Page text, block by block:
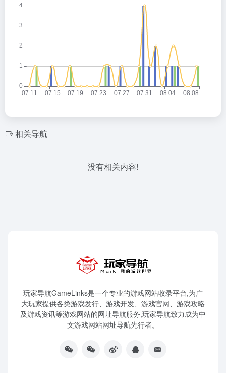
相关导航
没有相关内容!
玩家导航GameLinks是一个专业的游戏网站收录平台,为广
大玩家提供各类游戏发行、游戏开发、游戏官网、游戏攻略
及游戏资讯等游戏网站的网址导航服务,玩家导航致力成为中
文游戏网站网址导航先行者。